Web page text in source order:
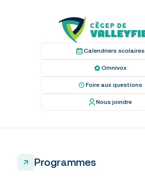
Calendriers scolaires
Omnivox
Foire aux questions
Nous joindre
Programmes